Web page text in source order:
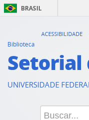
BRASIL
ACESSIBILIDADE
Biblioteca
Setorial
UNIVERSIDADE